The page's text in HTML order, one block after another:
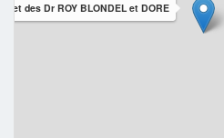
des Dr ROY BLONDEL et DORE